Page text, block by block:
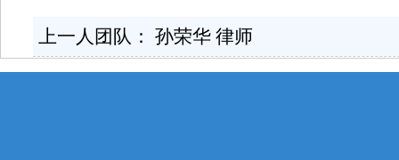
上一人团队： 孙荣华 律师